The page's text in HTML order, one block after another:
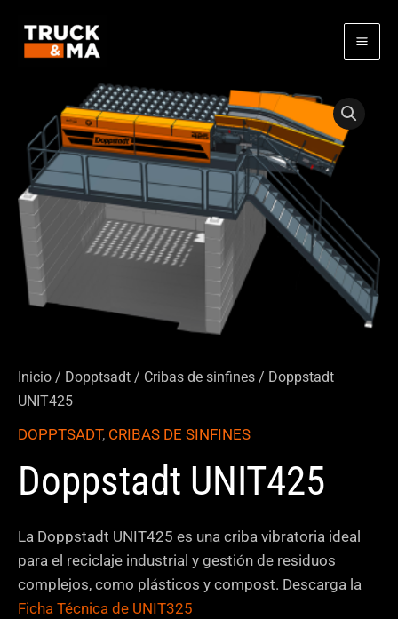
contenido
Inicio / Dopptsadt / Cribas de sinfines / Doppstadt
UNIT425
DOPPTSADT, CRIBAS DE SINFINES
Doppstadt UNIT425
La Doppstadt UNIT425 es una criba vibratoria ideal
para el reciclaje industrial y gestión de residuos
complejos, como plásticos y compost. Descarga la
Ficha Técnica de UNIT325